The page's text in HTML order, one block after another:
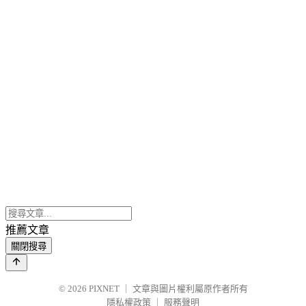
推薦文章
關閉搜尋
© 2026 PIXNET
文章與圖片權利屬原作者所有
隱私權政策
服務聲明